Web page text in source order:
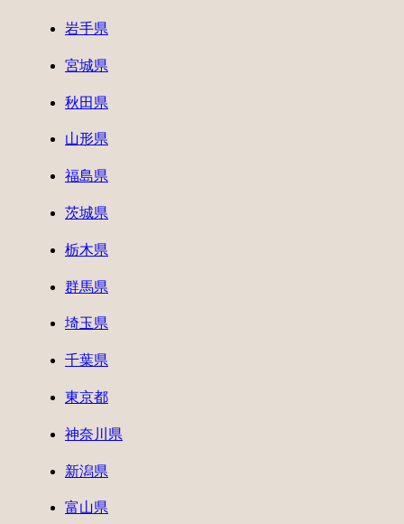
岩手県
宮城県
秋田県
山形県
福島県
茨城県
栃木県
群馬県
埼玉県
千葉県
東京都
神奈川県
新潟県
富山県